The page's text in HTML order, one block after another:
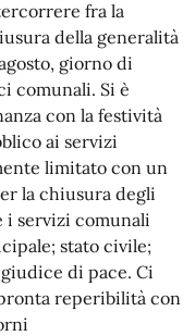
fra la
della generalità
giorno di
comunali. Si è
con la festività
ai servizi
limitato con un
la chiusura degli
i servizi comunali
stato civile;
di pace. Ci
reperibilità con